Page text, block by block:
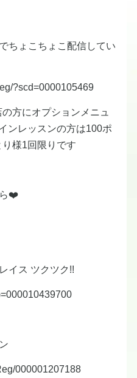
ちょこちょこ配信してい
?scd=0000105469
方にオプションメニュ
ンレッスンの方は100ポ
様1回限りです
ら❤️
イス ツクツク!!
000001207188